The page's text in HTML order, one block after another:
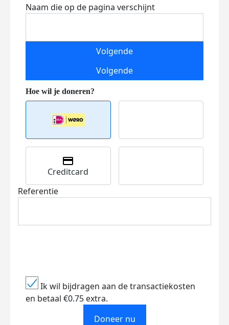
Naam die op de pagina verschijnt
Volgende
Volgende
Creditcard
Referentie
Ik wil bijdragen aan de transactiekosten
en betaal €0.75 extra.
Doneer nu